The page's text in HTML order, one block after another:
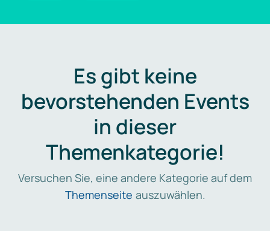
Es gibt keine
bevorstehenden Events
in dieser
Themenkategorie!
Versuchen Sie, eine andere Kategorie auf dem
Themenseite auszuwählen.